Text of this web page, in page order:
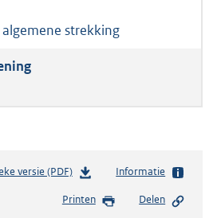
strekking
versie (PDF)b
s
Informatie
Printen Delen